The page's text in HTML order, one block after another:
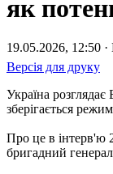
як
19.05.2026, 12:50 ·
Версія для друку
Україна розглядає
зберігається
Про це в інтерв'ю
бригадний